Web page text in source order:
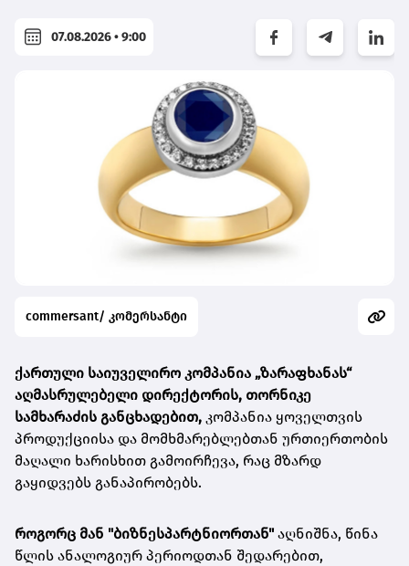
07.08.2026 • 9:00
commersant/ კომერსანტი
ქართული საიუველირო კომპანია „ზარაფხანას“
აღმასრულებელი დირექტორის, თორნიკე
სამხარაძის განცხადებით, კომპანია ყოველთვის
პროდუქციისა და მომხმარებლებთან ურთიერთობის
მაღალი ხარისხით გამოირჩევა, რაც მზარდ
გაყიდვებს განაპირობებს.
როგორც მან "ბიზნესპარტნიორთან" აღნიშნა, წინა
წლის ანალოგიურ პერიოდთან შედარებით,